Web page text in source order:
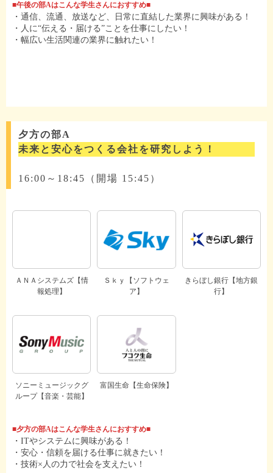
■午後の部Aはこんな学生さんにおすすめ■
・通信、流通、放送など、日常に直結した業界に興味がある！
・人に“伝える・届ける”ことを仕事にしたい！
・幅広い生活関連の業界に触れたい！
夕方の部A
未来と安心をつくる会社を研究しよう！
16:00～18:45（開場 15:45）
ＡＮＡシステムズ【情
報処理】
Ｓｋｙ【ソフトウェ
ア】
きらぼし銀行【地方銀
行】
ソニーミュージックグ
ループ【音楽・芸能】
富国生命【生命保険】
■夕方の部Aはこんな学生さんにおすすめ■
・ITやシステムに興味がある！
・安心・信頼を届ける仕事に就きたい！
・技術×人の力で社会を支えたい！